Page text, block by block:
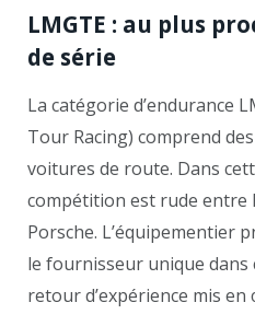
LMGTE : au plus
de série
La catégorie d’endurance
Tour Racing) comprend
voitures de route. Dans
compétition est rude
Porsche. L’équipementier
le fournisseur unique dans
retour d’expérience mis